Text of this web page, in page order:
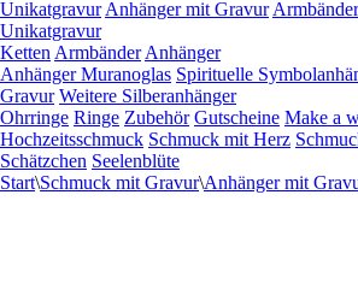
Unikatgravur Anhänger mit Gravur
Unikatgravur
Ketten Armbänder Anhänger
Anhänger Muranoglas Spirituelle
Gravur Weitere Silberanhänger
Ohrringe Ringe Zubehör Gutscheine Make a
Hochzeitsschmuck Schmuck mit Herz
Schätzchen Seelenblüte
Start\Schmuck mit Gravur\Anhänger mit